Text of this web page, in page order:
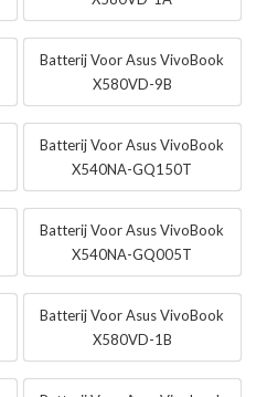
Batterij Voor Asus VivoBook
X580VD-9B
Batterij Voor Asus VivoBook
X540NA-GQ150T
Batterij Voor Asus VivoBook
X540NA-GQ005T
Batterij Voor Asus VivoBook
X580VD-1B